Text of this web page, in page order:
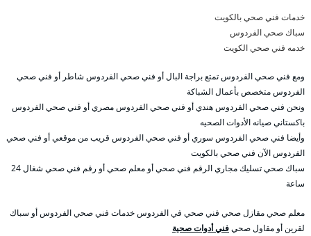
خدمات فني صحي بالكويت
سباك صحي الفردوس
خدمه فني صحي الكويت
ومع فني صحي الفردوس تمتع براجة البال أو فني صحي الفردوس شاطر أو فني صحي
الفردوس متخصص بأعمال الشباكة
ونحن فني صحي الفردوس هندي أو فني صحي الفردوس مصري أو فني صحي الفردوس
باكستاني صيانه الأدوات الصحيه
وأيضا فني صحي الفردوس سوري أو فني صحي الفردوس قريب من موقعي أو فني صحي
الفردوس الآن فني صحي بالكويت
سباك صحي تسليك مجاري الرقم فني صحي أو معلم صحي أو رقم فني صحي شغال 24
ساعة
معلم صحي مقازل صحي فني صحي في الفردوس خدمات فني صحي الفردوس أو سباك
لقرين أو مقاول صحيفني أدوات صحية